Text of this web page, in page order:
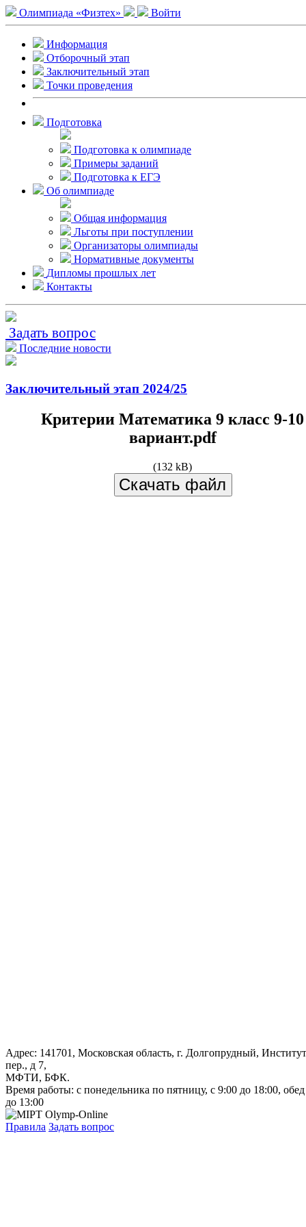
Олимпиада «Физтех» Войти
Информация
Отборочный этап
Заключительный этап
Точки проведения
Подготовка
Подготовка к олимпиаде
Примеры заданий
Подготовка к ЕГЭ
Об олимпиаде
Общая информация
Льготы при поступлении
Организаторы олимпиады
Нормативные документы
Дипломы прошлых лет
Контакты
Задать вопрос
Последние новости
Заключительный этап 2024/25
Критерии Математика 9 класс 9-10
вариант.pdf
(132 kB)
Скачать файл
Адрес: 141701, Московская область, г. Долгопрудный,
пер., д 7,
МФТИ, БФК.
Время работы: с понедельника по пятницу, с 9:00 до 18:00,
до 13:00
Правила Задать вопрос